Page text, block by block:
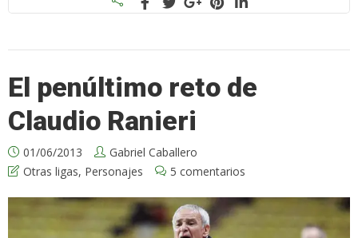
El penúltimo reto de
Claudio Ranieri
01/06/2013
Gabriel Caballero
Otras ligas, Personajes 5 comentarios